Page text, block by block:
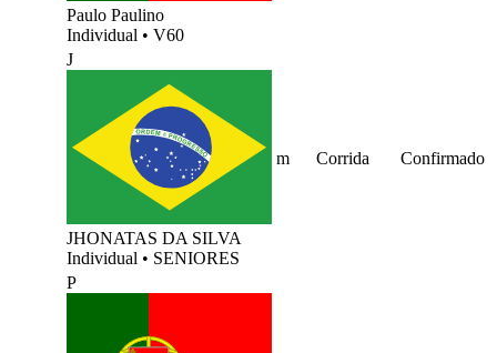
Paulo Paulino
Individual • V60
J
JHONATAS DA SILVA
Individual • SENIORES
m Corrida Confirmado
P